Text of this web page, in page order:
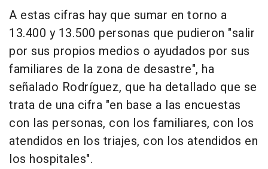
A estas cifras hay que sumar en torno a
13.400 y 13.500 personas que pudieron "salir
por sus propios medios o ayudados por sus
familiares de la zona de desastre", ha
señalado Rodríguez, que ha detallado que se
trata de una cifra "en base a las encuestas
con las personas, con los familiares, con los
atendidos en los triajes, con los atendidos en
los hospitales".